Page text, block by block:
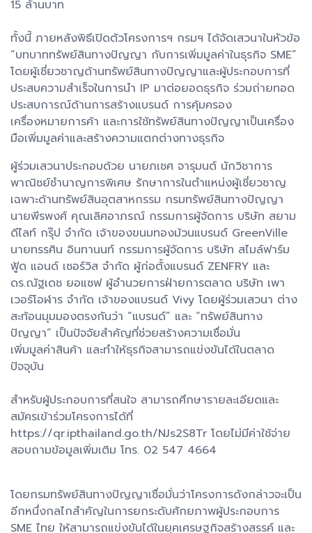
15 ล้านบาท
ทั้งนี้ ภายหลังพิธีเปิดตัวโครงการฯ กรมฯ ได้จัดเสวนาในหัวข้อ
“บทบาททรัพย์สินทางปัญญา กับการเพิ่มมูลค่าในธุรกิจ SME”
โดยผู้เชี่ยวชาญด้านทรัพย์สินทางปัญญาและผู้ประกอบการที่
ประสบความสำเร็จในการนำ IP มาต่อยอดธุรกิจ ร่วมถ่ายทอด
ประสบการณ์ด้านการสร้างแบรนด์ การคุ้มครอง
เครื่องหมายการค้า และการใช้ทรัพย์สินทางปัญญาเป็นเครื่อง
มือเพิ่มมูลค่าและสร้างความแตกต่างทางธุรกิจ
ผู้ร่วมเสวนาประกอบด้วย นายภเชศ จารุมนต์ นักวิชาการ
พาณิชย์ชำนาญการพิเศษ รักษาการในตำแหน่งผู้เชี่ยวชาญ
เฉพาะด้านทรัพย์สินอุตสาหกรรม กรมทรัพย์สินทางปัญญา
นายพีรพงศ์ คุณเลิศอาภรณ์ กรรมการผู้จัดการ บริษัท สยาม
ดีไลท์ กรุ๊ป จำกัด เจ้าของขนมทองม้วนแบรนด์ GreenVille
นายทรรศิน อินทานนท์ กรรมการผู้จัดการ บริษัท สไมล์ฟาร์ม
ฟู้ด แอนด์ เซอร์วิส จำกัด ผู้ก่อตั้งแบรนด์ ZENFRY และ
ดร.ณัฐเดช ยอแซฟ ผู้อำนวยการฝ่ายการตลาด บริษัท เพา
เวอร์โอฬาร จำกัด เจ้าของแบรนด์ Vivy โดยผู้ร่วมเสวนา ต่าง
สะท้อนมุมมองตรงกันว่า “แบรนด์” และ “ทรัพย์สินทาง
ปัญญา” เป็นปัจจัยสำคัญที่ช่วยสร้างความเชื่อมั่น
เพิ่มมูลค่าสินค้า และทำให้ธุรกิจสามารถแข่งขันได้ในตลาด
ปัจจุบัน
สำหรับผู้ประกอบการที่สนใจ สามารถศึกษารายละเอียดและ
สมัครเข้าร่วมโครงการได้ที่
https://qr.ipthailand.go.th/NJs2S8Tr โดยไม่มีค่าใช้จ่าย
สอบถามข้อมูลเพิ่มเติม โทร. 02 547 4664
โดยกรมทรัพย์สินทางปัญญาเชื่อมั่นว่าโครงการดังกล่าวจะเป็น
อีกหนึ่งกลไกสำคัญในการยกระดับศักยภาพผู้ประกอบการ
SME ไทย ให้สามารถแข่งขันได้ในยุคเศรษฐกิจสร้างสรรค์ และ